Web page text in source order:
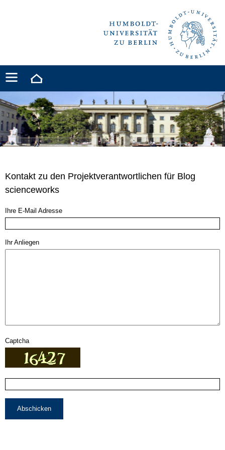
Kontakt zu den Projektverantwortlichen für Blog
scienceworks
Ihre E-Mail Adresse
Ihr Anliegen
Captcha
Abschicken